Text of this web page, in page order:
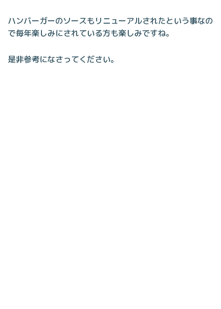
ハンバーガーのソースもリニューアルされたという事なの
で毎年楽しみにされている方も楽しみですね。
是非参考になさってください。